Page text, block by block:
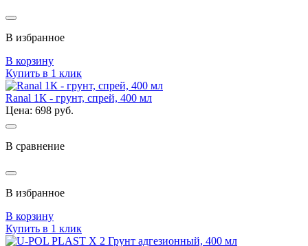
В избранное
В корзину
Купить в 1 клик
Ranal 1К - грунт, спрей, 400 мл
Цена: 698 руб.
В сравнение
В избранное
В корзину
Купить в 1 клик